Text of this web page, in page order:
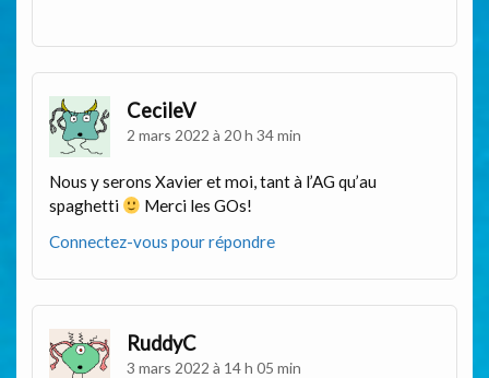
CecileV
2 mars 2022 à 20 h 34 min
Nous y serons Xavier et moi, tant à l’AG qu’au
spaghetti
Merci les GOs!
Connectez-vous pour répondre
RuddyC
3 mars 2022 à 14 h 05 min